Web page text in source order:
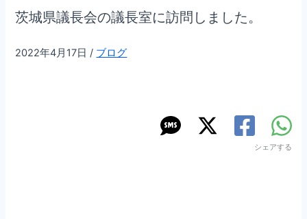
茨城県議長会の議長室に訪問しました。
2022年4月17日 / ブログ
シェアする